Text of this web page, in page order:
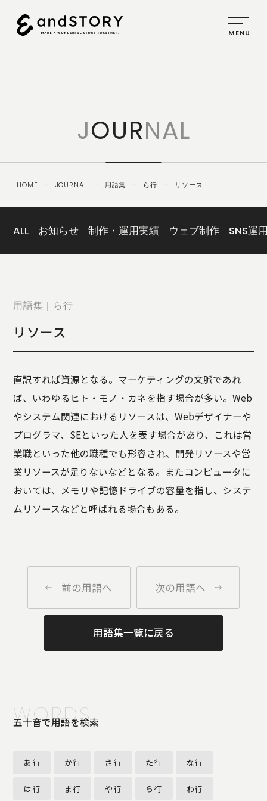
SERVICE
PLANNING
CREATIVE
IDENTITY
ABOUT
US
COMPANY
JOURNAL
CONTACT
US
PRIVACY
POLICY
SECURITY
POLICY
特定商取引
に基づく表
記
JOURNAL
HOME － JOURNAL － 用語集 － ら行 － リソース
ALL お知らせ 制作・運用実績 ウェブ制作 SNS運
用語集｜ら行
リソース
直訳すれば資源となる。マーケティングの文脈であれ
ば、いわゆるヒト・モノ・カネを指す場合が多い。Web
やシステム関連におけるリソースは、Webデザイナーや
プログラマ、SEといった人を表す場合があり、これは営
業職といった他の職種でも形容され、開発リソースや営
業リソースが足りないなどとなる。またコンピュータに
おいては、メモリや記憶ドライブの容量を指し、システ
ムリソースなどと呼ばれる場合もある。
前の用語へ 次の用語へ
用語集一覧に戻る
WORDS
五十音で用語を検索
あ行 か行 さ行 た行 な行
は行 ま行 や行 ら行 わ行